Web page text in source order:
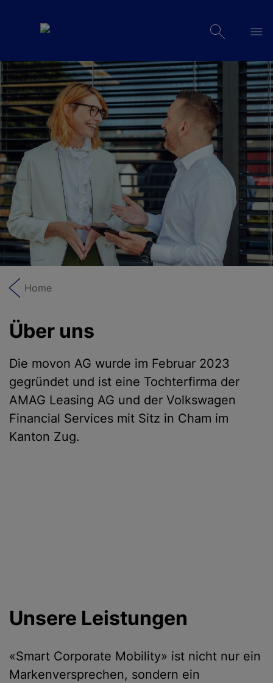
Home
Über uns
Die movon AG wurde im Februar 2023
gegründet und ist eine Tochterfirma der
AMAG Leasing AG und der Volkswagen
Financial Services mit Sitz in Cham im
Kanton Zug.
Unsere Leistungen
«Smart Corporate Mobility» ist nicht nur ein
Markenversprechen, sondern ein